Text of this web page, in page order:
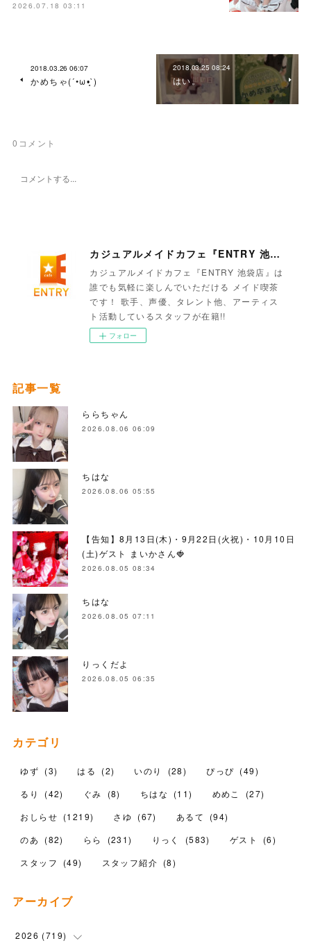
2026.07.18 03:11
2018.03.26 06:07
かめちゃ(´•ω•̥`)
2018.03.25 08:24
はい。
0 コメント
カジュアルメイドカフェ『ENTRY 池袋店』
カジュアルメイドカフェ『ENTRY 池袋店』は
誰でも気軽に楽しんでいただける メイド喫茶
です！ 歌手、声優、タレント他、アーティス
ト活動しているスタッフが在籍!!
フォロー
記事一覧
ららちゃん
2026.08.06 06:09
ちはな
2026.08.06 05:55
【告知】8月13日(木)・9月22日(火祝)・10月10日
(土)ゲスト まいかさん🍓
2026.08.05 08:34
ちはな
2026.08.05 07:11
りっくだよ
2026.08.05 06:35
カテゴリ
ゆず (3) はる (2) いのり (28) ぴっぴ (49)
るり
(42) ぐみ (8) ちはな (11) めめこ (27)
おしらせ (1219) さゆ (67) あるて (94)
のあ
(82) らら (231) りっく (583) ゲスト (6)
スタッフ
(49) スタッフ紹介 (8)
アーカイブ
2026 (719)